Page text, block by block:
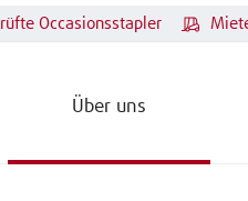
Über uns
Occasionsstapler